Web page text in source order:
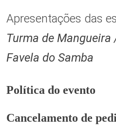
Apresentações das
Turma de
Favela do Samba
Política do evento
Cancelamento de